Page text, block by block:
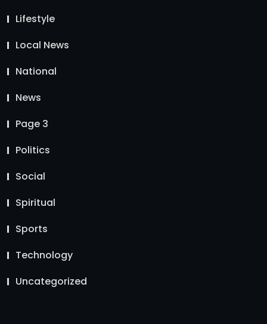
Lifestyle
Local News
National
News
Page 3
Politics
Social
Spiritual
Sports
Technology
Uncategorized